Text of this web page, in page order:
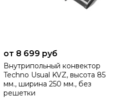
от 8 699 руб
Внутрипольный конвектор
Techno Usual KVZ, высота 85
мм., ширина 250 мм., без
решетки